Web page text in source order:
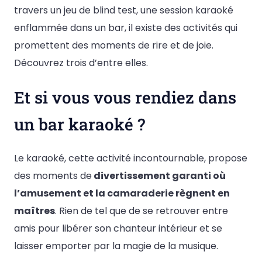
travers un jeu de blind test, une session karaoké
enflammée dans un bar, il existe des activités qui
promettent des moments de rire et de joie.
Découvrez trois d’entre elles.
Et si vous vous rendiez dans
un bar karaoké ?
Le karaoké, cette activité incontournable, propose
des moments dedivertissement garanti où
l’amusement et la camaraderie règnent en
maîtres. Rien de tel que de se retrouver entre
amis pour libérer son chanteur intérieur et se
laisser emporter par la magie de la musique.